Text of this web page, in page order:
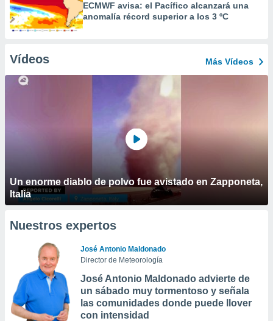
ECMWF avisa: el Pacífico alcanzará una
anomalía récord superior a los 3 ºC
Vídeos Más Vídeos
Un enorme diablo de polvo fue avistado en Zapponeta,
Italia
Nuestros expertos
José Antonio Maldonado
Director de Meteorología
José Antonio Maldonado advierte de
un sábado muy tormentoso y señala
las comunidades donde puede llover
con intensidad